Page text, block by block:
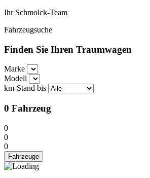
Ihr Schmolck-Team
Fahrzeugsuche
Finden Sie Ihren Traumwagen
Marke
Modell
km-Stand bis
0 Fahrzeug
0
0
0
Fahrzeuge